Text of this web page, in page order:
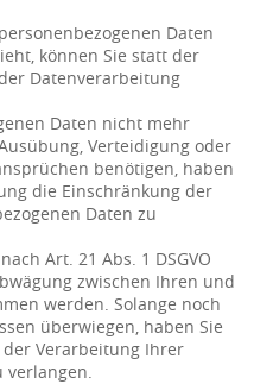
Daten
können Sie statt der
Datenverarbeitung
Daten nicht mehr
Verteidigung oder
benötigen, haben
die Einschränkung der
Daten zu
Art. 21 Abs. 1 DSGVO
zwischen Ihren und
werden. Solange noch
überwiegen, haben Sie
der Verarbeitung Ihrer